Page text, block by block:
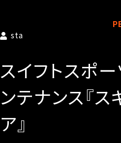
sta
スイフトスポ
ンテナンス『ス
ア』